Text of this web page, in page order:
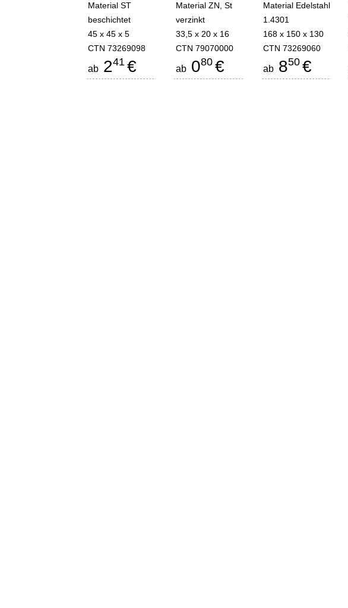
Material ST
beschichtet
45 x 45 x 5
CTN 73269098
ab 241 €
Material ZN, St
verzinkt
33,5 x 20 x 16
CTN 79070000
ab080 €
Material Edelstahl
1.4301
168 x 150 x 130
CTN 73269060
ab850 €